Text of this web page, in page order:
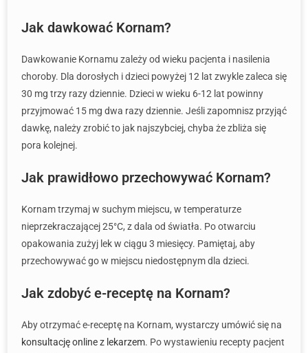
Jak dawkować Kornam?
Dawkowanie Kornamu zależy od wieku pacjenta i nasilenia
choroby. Dla dorosłych i dzieci powyżej 12 lat zwykle zaleca się
30 mg trzy razy dziennie. Dzieci w wieku 6-12 lat powinny
przyjmować 15 mg dwa razy dziennie. Jeśli zapomnisz przyjąć
dawkę, należy zrobić to jak najszybciej, chyba że zbliża się
pora kolejnej.
Jak prawidłowo przechowywać Kornam?
Kornam trzymaj w suchym miejscu, w temperaturze
nieprzekraczającej 25°C, z dala od światła. Po otwarciu
opakowania zużyj lek w ciągu 3 miesięcy. Pamiętaj, aby
przechowywać go w miejscu niedostępnym dla dzieci.
Jak zdobyć e-receptę na Kornam?
Aby otrzymać e-receptę na Kornam, wystarczy umówić się na
konsultację online z lekarzem. Po wystawieniu recepty pacjent